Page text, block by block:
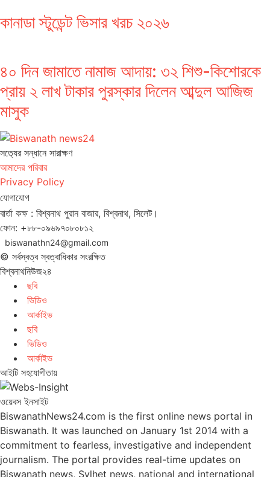
কানাডা স্টুডেন্ট ভিসার খরচ ২০২৬
৪০ দিন জামাতে নামাজ আদায়: ৩২ শিশু-কিশোরকে
প্রায় ২ লাখ টাকার পুরস্কার দিলেন আব্দুল আজিজ
মাসুক
সত‌্যের সন্ধানে সারাক্ষণ
আমাদের পরিবার
Privacy Policy
যোগাযোগ
বার্তা কক্ষ : বিশ্বনাথ পুরান বাজার, বিশ্বনাথ, সিলেট।
ফোন: +৮৮-০৯৬৯৭০৮০৮১২
biswanathn24@gmail.com
© সর্বস্বত্ব স্বত্বাধিকার সংরক্ষিত
বিশ্বনাথনিউজ২৪
ছবি
ভিডিও
আর্কাইভ
ছবি
ভিডিও
আর্কাইভ
আইটি সহযোগীতায়
ওয়েবস ইনসাইট
BiswanathNews24.com is the first online news portal in
Biswanath. It was launched on January 1st 2014 with a
commitment to fearless, investigative and independent
journalism. The portal provides real-time updates on
Biswanath news, Sylhet news, national and international